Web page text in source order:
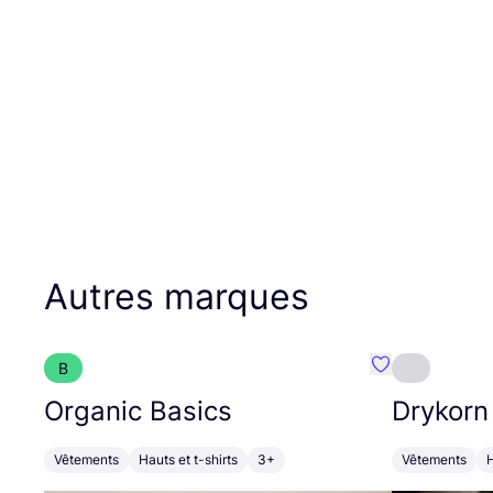
Autres marques
B
Organic Basics
Vêtements Hauts et t-shirts 3+
Préféré {nom}
Drykorn
Vêtements